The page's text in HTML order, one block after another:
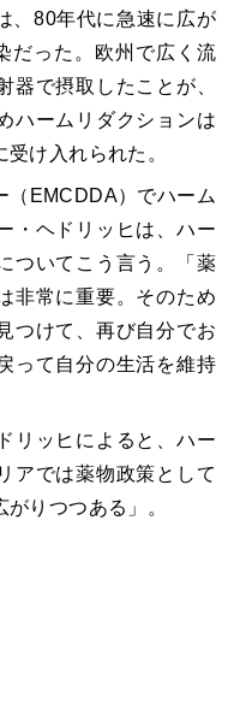
、80年代に急速に広が
だった。欧州で広く流
器で摂取したことが、
ハームリダクションは
受け入れられた。
（EMCDDA）でハーム
・ヘドリッヒは、ハー
ついてこう言う。「薬
非常に重要。そのため
つけて、再び自分でお
って自分の生活を維持
リッヒによると、ハー
アでは薬物政策として
りつつある」。